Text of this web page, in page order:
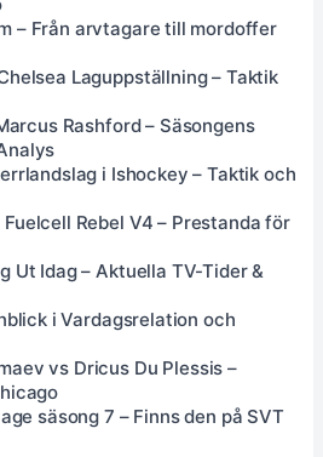
– Från arvtagare till mordoffer
Laguppställning – Taktik
Rashford – Säsongens
i Ishockey – Taktik och
Rebel V4 – Prestanda för
Ut Idag – Aktuella TV-Tider &
i Vardagsrelation och
vs Dricus Du Plessis –
säsong 7 – Finns den på SVT